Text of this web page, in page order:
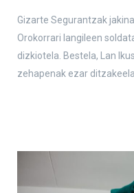
Gizarte Segurantzak
Orokorrari langileen
dizkiotela. Bestela, Lan
zehapenak ezar